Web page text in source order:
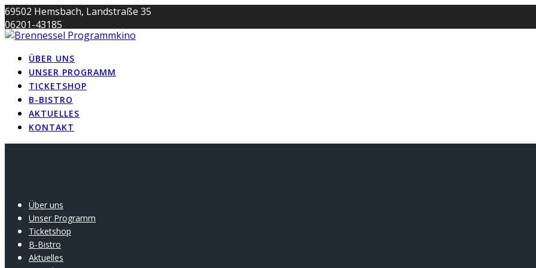
Skip
to
content
69502 Hemsbach, Landstraße 35
06201-43185
info@brennessel-kino.de
ÜBER UNS
UNSER PROGRAMM
TICKETSHOP
B-BISTRO
AKTUELLES
KONTAKT
Über uns
Unser Programm
Ticketshop
B-Bistro
Aktuelles